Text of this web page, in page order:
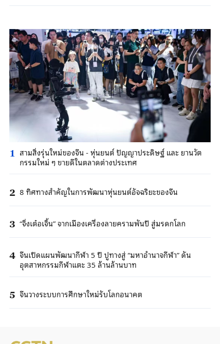
1 สามสิ่งรุ่นใหม่ของจีน - หุ่นยนต์ ปัญญาประดิษฐ์ และ ยานวัต
กรรมใหม่ ๆ ขายดีในตลาดต่างประเทศ
2 8 ทิศทางสำคัญในการพัฒนาหุ่นยนต์อัจฉริยะของจีน
3 “จิ่งเต๋อเจิ้น” จากเมืองเครื่องลายครามพันปี สู่มรดกโลก
4 จีนเปิดแผนพัฒนากีฬา 5 ปี ปูทางสู่ “มหาอำนาจกีฬา” ดัน
อุตสาหกรรมกีฬาแตะ 35 ล้านล้านบาท
5 จีนวางระบบการศึกษาใหม่รับโลกอนาคต